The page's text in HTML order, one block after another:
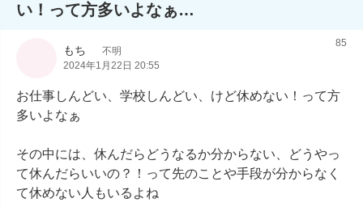
い！って方多いよなぁ…
もち
不明
2024年1月22日 20:55
85
お仕事しんどい、学校しんどい、けど休めない！って方
多いよなぁ
その中には、休んだらどうなるか分からない、どうやっ
て休んだらいいの？！って先のことや手段が分からなく
て休めない人もいるよね